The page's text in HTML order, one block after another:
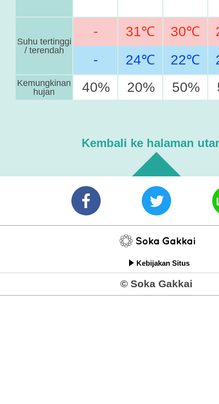
Suhu tertinggi
/ terendah
-
-
31℃
24℃
30℃
22℃
Kemungkinan
hujan
40% 20% 50%
Kembali ke halaman
Kebijakan Situs
© Soka Gakkai